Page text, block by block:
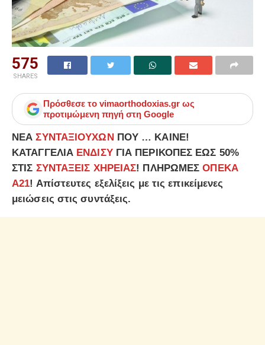
575
SHARES
Πρόσθεσε το vimaorthodoxias.gr ως
προτιμώμενη πηγή στη Google
ΝΕΑΣΥΝΤΑΞΙΟΥΧΩΝ ΠΟΥ … ΚΑΙΝΕ!
ΚΑΤΑΓΓΕΛΙΑ ΕΝΔΙΣΥΓΙΑ ΠΕΡΙΚΟΠΕΣ ΕΩΣ 50%
ΣΤΙΣ ΣΥΝΤΑΞΕΙΣ ΧΗΡΕΙΑΣ! ΠΛΗΡΩΜΕΣΟΠΕΚΑ
Α21! Απίστευτες εξελίξεις με τις επικείμενες
μειώσεις στις συντάξεις.